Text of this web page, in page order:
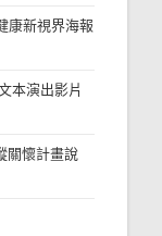
康新視界海報
本演出影片
關懷計畫說